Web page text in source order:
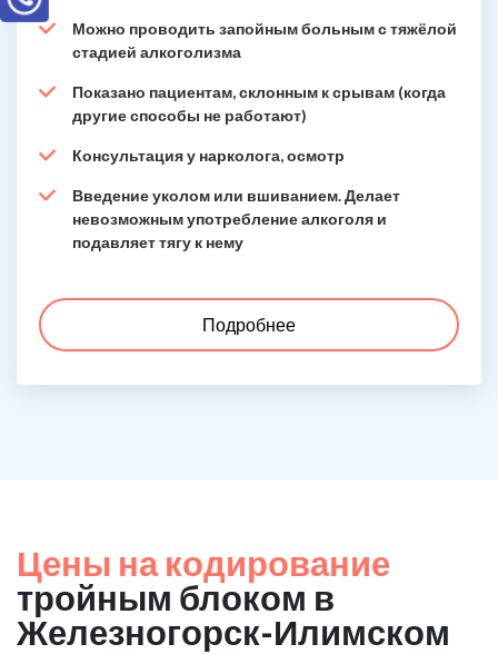
Можно проводить запойным больным с тяжёлой
стадией алкоголизма
Показано пациентам, склонным к срывам (когда
другие способы не работают)
Консультация у нарколога, осмотр
Введение уколом или вшиванием. Делает
невозможным употребление алкоголя и
подавляет тягу к нему
Подробнее
Цены на кодирование
тройным блоком в
Железногорск-Илимском